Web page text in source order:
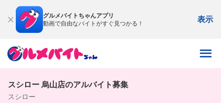
グルメバイトちゃんアプリ
動画で自由なバイトがすぐ見つかる！
表示
スシロー 烏山店のアルバイト募集
スシロー